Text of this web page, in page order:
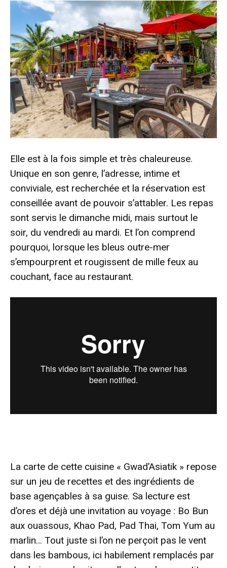
Elle est à la fois simple et très chaleureuse.
Unique en son genre, l’adresse, intime et
conviviale, est recherchée et la réservation est
conseillée avant de pouvoir s’attabler. Les repas
sont servis le dimanche midi, mais surtout le
soir, du vendredi au mardi. Et l’on comprend
pourquoi, lorsque les bleus outre-mer
s’empourprent et rougissent de mille feux au
couchant, face au restaurant.
La carte de cette cuisine « Gwad’Asiatik » repose
sur un jeu de recettes et des ingrédients de
base agençables à sa guise. Sa lecture est
d’ores et déjà une invitation au voyage : Bo Bun
aux ouassous, Khao Pad, Pad Thai, Tom Yum au
marlin… Tout juste si l’on ne perçoit pas le vent
dans les bambous, ici habilement remplacés par